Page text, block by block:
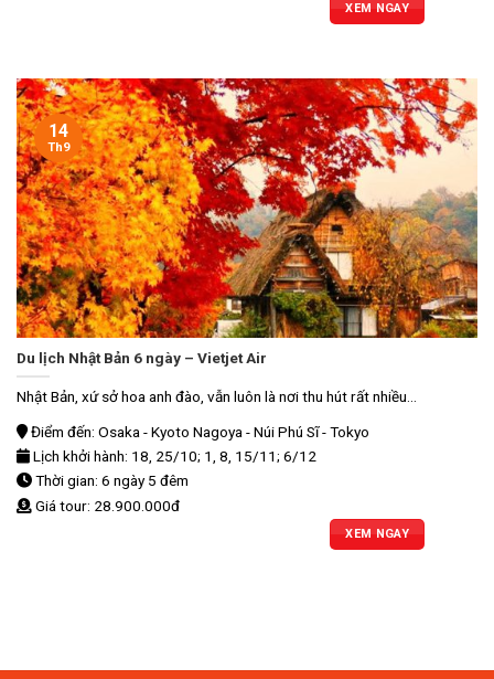
XEM NGAY
Du lịch Nhật Bản 6 ngày – Vietjet Air
Nhật Bản, xứ sở hoa anh đào, vẫn luôn là nơi thu hút rất nhiều...
Điểm đến: Osaka - Kyoto Nagoya - Núi Phú Sĩ - Tokyo
Lịch khởi hành: 18, 25/10; 1, 8, 15/11; 6/12
Thời gian: 6 ngày 5 đêm
Giá tour: 28.900.000đ
XEM NGAY
14
Th9